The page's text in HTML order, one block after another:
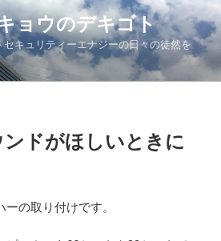
ョウのデキゴト
キュリティーエナジーの日々の徒然を
ンドがほしいときに
の取り付けです。